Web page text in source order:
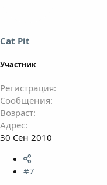
Cat Pit
Участник
Регистрация
Сообщения
Возраст
Адрес
30 Сен 2010
#7